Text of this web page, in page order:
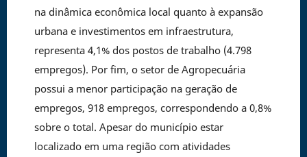
na dinâmica econômica local quanto à expansão
urbana e investimentos em infraestrutura,
representa 4,1% dos postos de trabalho (4.798
empregos). Por fim, o setor de Agropecuária
possui a menor participação na geração de
empregos, 918 empregos, correspondendo a 0,8%
sobre o total. Apesar do município estar
localizado em uma região com atividades